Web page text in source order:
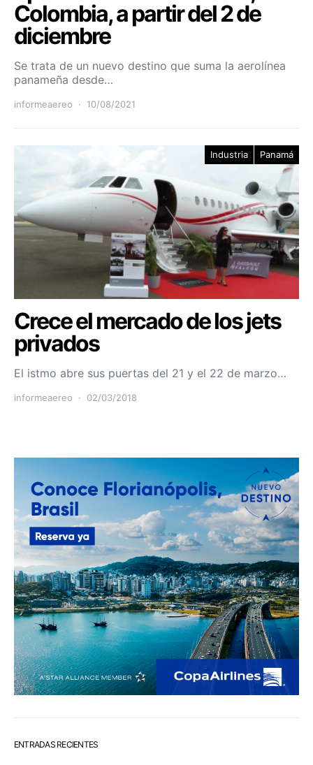
Colombia, a partir del 2 de
diciembre
Se trata de un nuevo destino que suma la aerolínea
panameña desde…
informeaereo 10/08/2021
Industria Panamá
Crece el mercado de los jets
privados
El istmo abre sus puertas del 21 y el 22 de marzo…
informeaereo 02/03/2018
ENTRADAS RECIENTES